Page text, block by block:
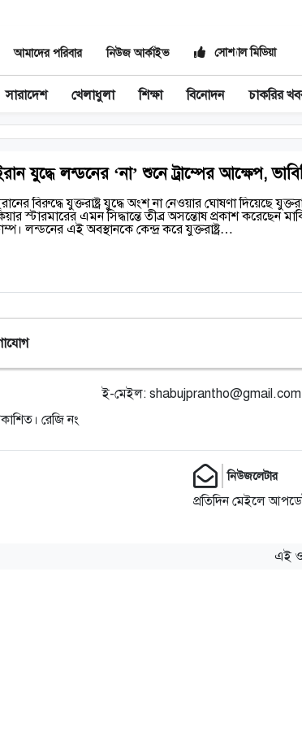
আমাদের পরিবার নিউজ আর্কাইভ সোশ্যাল মিডিয়া
সারাদেশ খেলাধুলা শিক্ষা বিনোদন চাকরির
যুদ্ধে লন্ডনের ‘না’ শুনে ট্রাম্পের আক্ষেপ,
বিরুদ্ধে যুক্তরাষ্ট্র যুদ্ধে অংশ না নেওয়ার ঘোষণা দিয়েছে
স্টারমারের এমন সিদ্ধান্তে তীব্র অসন্তোষ প্রকাশ করেছেন
লন্ডনের এই অবস্থানকে কেন্দ্র করে যুক্তরাষ্ট্র…
রেজি নং
ই-মেইল: shabujprantho@gmail.com
নিউজলেটার
প্রতিদিন মেইলে
এই